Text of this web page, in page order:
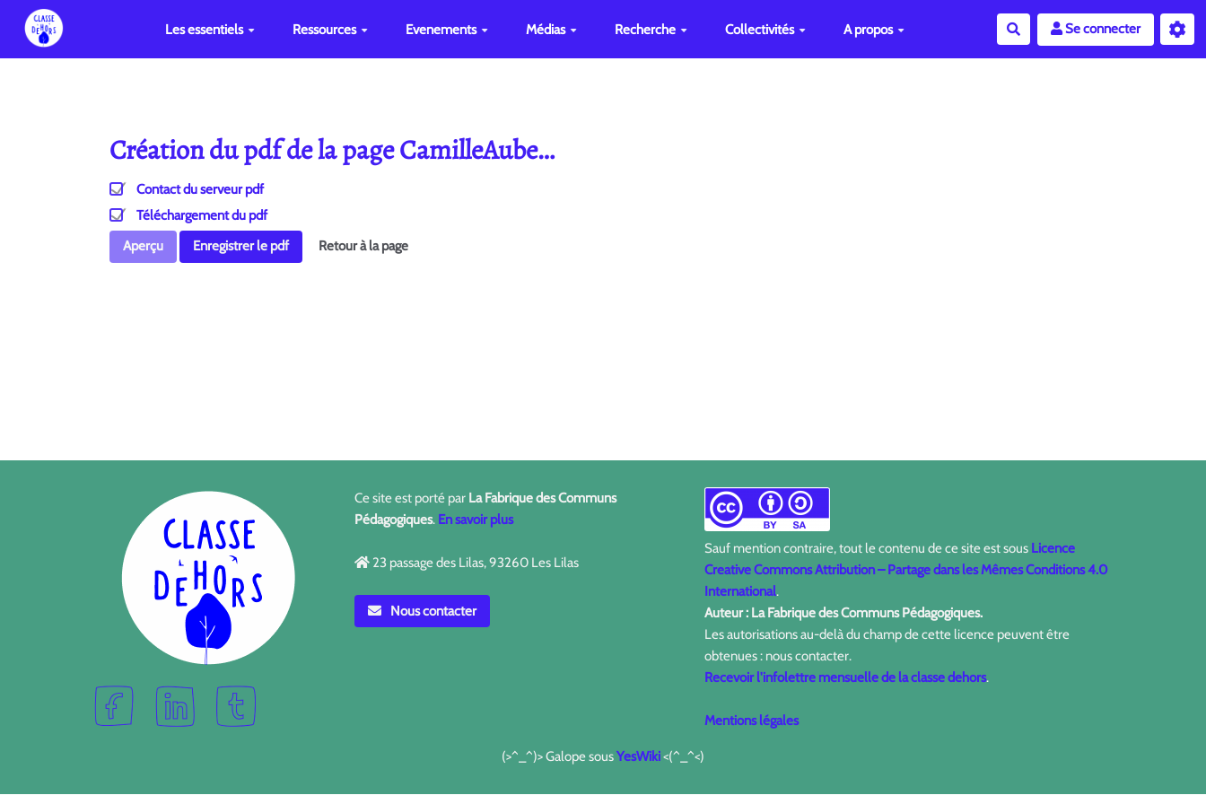
Les essentiels Ressources Evenements Médias Recherche Collectivités A propos RechercherSe connecter
Création du pdf de la page CamilleAube…
Contact du serveur pdf
Téléchargement du pdf
Aperçu
Enregistrer le pdf Retour à la page
Ce site est porté par La Fabrique des Communs
Pédagogiques. En savoir plus
23 passage des Lilas, 93260 Les Lilas
Nous contacter
Sauf mention contraire, tout le contenu de ce site est sous Licence
Creative Commons Attribution – Partage dans les Mêmes Conditions 4.0
International.
Auteur : La Fabrique des Communs Pédagogiques.
Les autorisations au-delà du champ de cette licence peuvent être
obtenues : nous contacter.
Recevoir l'infolettre mensuelle de la classe dehors.
Mentions légales
(>^_^)> Galope sousYesWiki<(^_^<)